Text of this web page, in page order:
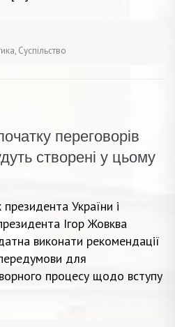
, Суспільство
переговорів
створені у цьому
України і
Ігор Жовква
виконати рекомендації
для
процесу щодо вступу